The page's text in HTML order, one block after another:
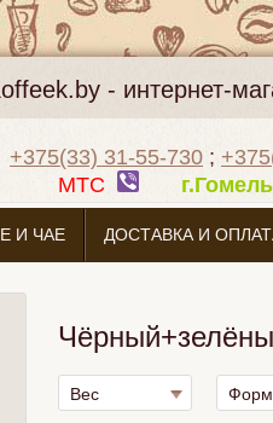
- интернет-
+375(33) 31-55-730 ;
МТС
И ЧАЕ ДОСТАВКА И
Вес